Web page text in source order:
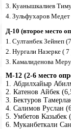
3. Куанышкалиев
4. Зульфухаров Медет
Д-10 (второе место
1. Султанбек Зейнеп
2. Нургали Назерке ( 7
3. Камалиденова
М-12 (2-6 место
1. Абдилхайыр
2. Катенов Айбек
3. Бектуров
4. Салимов Руслан
5. Умбетов Казыбек
6. Муканбеткали